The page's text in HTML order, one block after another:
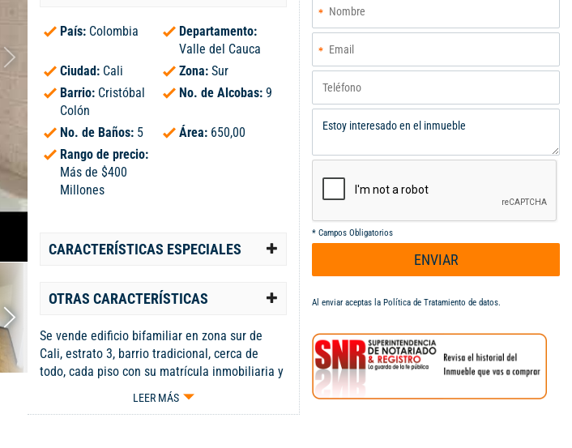
País: Colombia
Departamento:
Valle del Cauca
Ciudad: Cali Zona: Sur
Barrio: Cristóbal
Colón
No. de Alcobas: 9
No. de Baños: 5 Área: 650,00
Rango de precio:
Más de $400
Millones
CARACTERÍSTICAS ESPECIALES
OTRAS CARACTERÍSTICAS
Se vende edificio bifamiliar en zona sur de
Cali, estrato 3, barrio tradicional, cerca de
todo, cada piso con su matrícula inmobiliaria y
escrituras independientes. Casa primer piso:
Área: 225 m2 consta de sala comedor, cocina,
LEER MÁS
* Campos Obligatorios
ENVIAR
Al enviar aceptas la Política de Tratamiento de datos.